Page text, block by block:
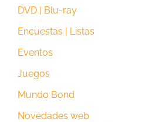
DVD | Blu-ray
Encuestas | Listas
Eventos
Juegos
Mundo Bond
Novedades web